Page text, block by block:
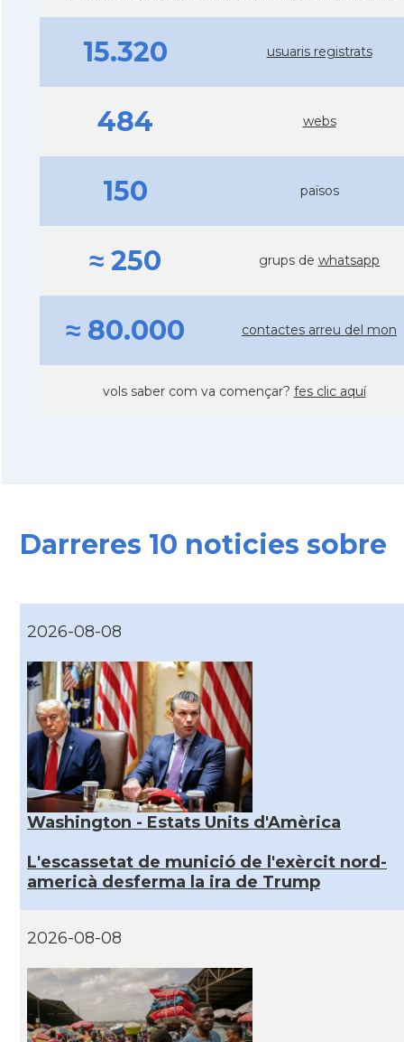
15.320 usuaris registrats
484 webs
150 països
≈ 250 grups de whatsapp
≈ 80.000 contactes arreu del mon
vols saber com va començar? fes clic aquí
Darreres 10 noticies sobre
2026-08-08
Washington - Estats Units d'Amèrica
L'escassetat de munició de l'exèrcit nord-
americà desferma la ira de Trump
2026-08-08